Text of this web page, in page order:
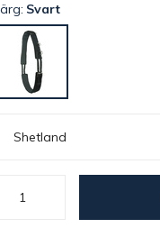
Svart
Shetland